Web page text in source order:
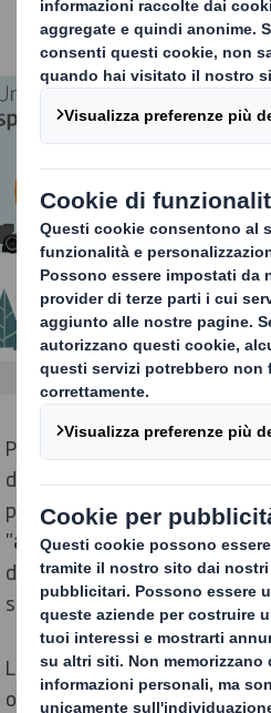
Per aiutare a comprendere le
devono sopportare per
perfette condizioni, DS
"accelerometri", che
durante il suo viaggio e
spiegare i danni subiti.
La ricerca di DS Smith ha
online è sottoposto ad